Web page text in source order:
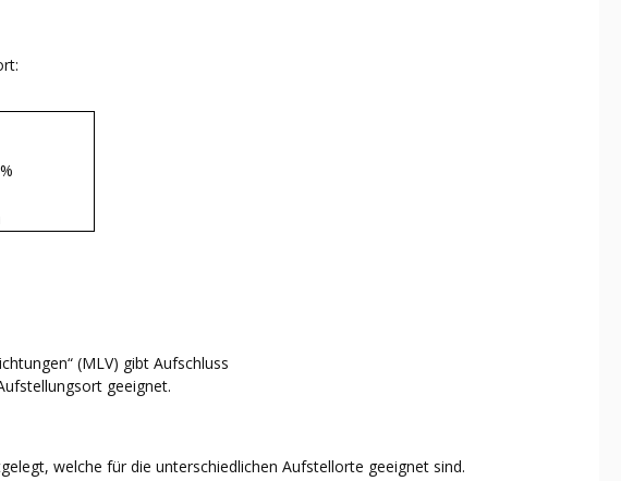
(MLV) gibt Aufschluss
geeignet.
welche für die unterschiedlichen Aufstellorte geeignet sind.